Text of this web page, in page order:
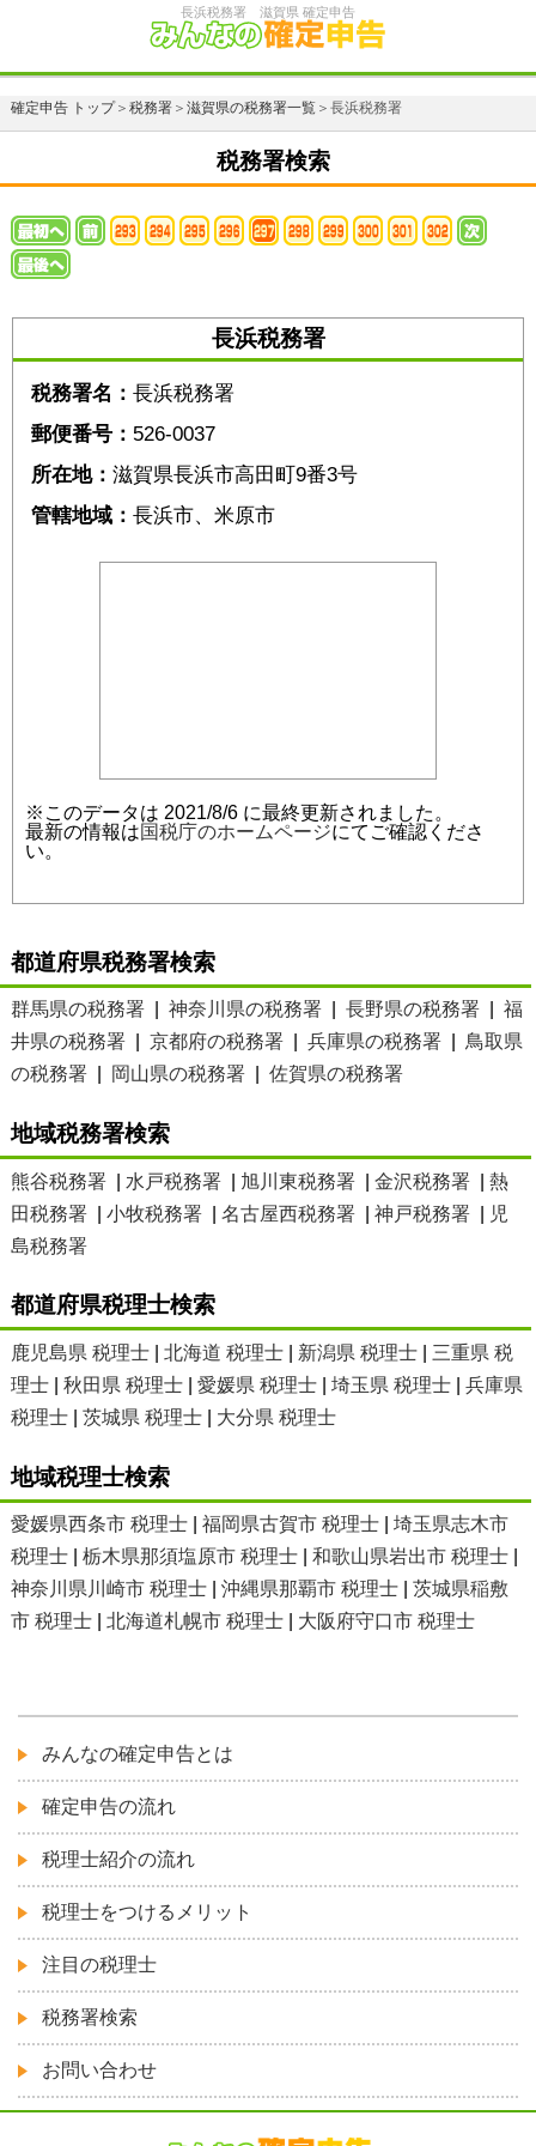
長浜税務署 滋賀県 確定申告
確定申告 トップ＞ 税務署＞ 滋賀県の税務署一覧＞長浜税務署
税務署検索
長浜税務署
税務署名： 長浜税務署
郵便番号： 526-0037
所在地： 滋賀県長浜市高田町9番3号
管轄地域： 長浜市、米原市
※このデータは 2021/8/6 に最終更新されました。
最新の情報は国税庁のホームページにてご確認くださ
い。
都道府県税務署検索
群馬県の税務署| 神奈川県の税務署| 長野県の税務署| 福
井県の税務署| 京都府の税務署| 兵庫県の税務署| 鳥取県
の税務署| 岡山県の税務署| 佐賀県の税務署
地域税務署検索
熊谷税務署| 水戸税務署| 旭川東税務署| 金沢税務署| 熱
田税務署| 小牧税務署| 名古屋西税務署| 神戸税務署|
児
島税務署
都道府県税理士検索
鹿児島県 税理士| 北海道 税理士| 新潟県 税理士| 三重県 税
理士| 秋田県 税理士| 愛媛県 税理士| 埼玉県 税理士| 兵庫県
税理士| 茨城県 税理士| 大分県 税理士
地域税理士検索
愛媛県西条市 税理士| 福岡県古賀市 税理士| 埼玉県志木市
税理士| 栃木県那須塩原市 税理士| 和歌山県岩出市 税理士|
神奈川県川崎市 税理士| 沖縄県那覇市 税理士| 茨城県稲敷
市 税理士| 北海道札幌市 税理士| 大阪府守口市 税理士
みんなの確定申告とは
確定申告の流れ
税理士紹介の流れ
税理士をつけるメリット
注目の税理士
税務署検索
お問い合わせ